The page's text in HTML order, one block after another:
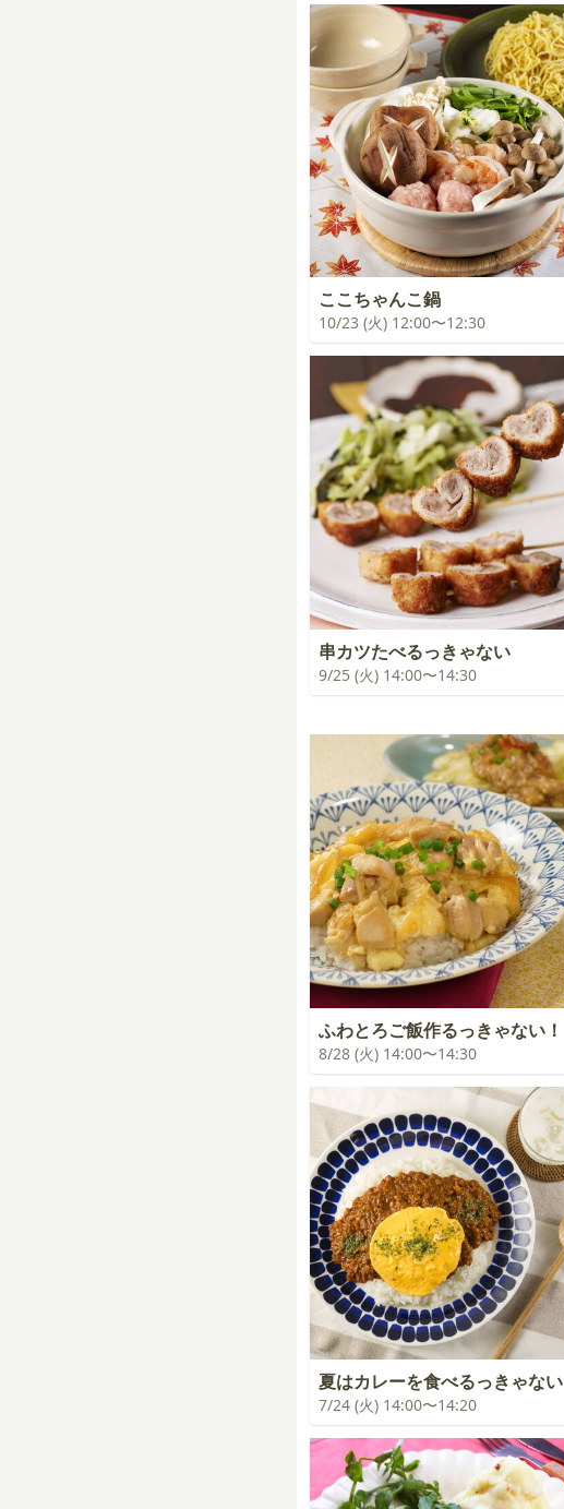
ここちゃんこ鍋
10/23 (火) 12:00〜12:30
串カツたべるっきゃない
9/25 (火) 14:00〜14:30
ふわとろご飯作るっきゃない！
8/28 (火) 14:00〜14:30
夏はカレーを食べるっきゃない
7/24 (火) 14:00〜14:20